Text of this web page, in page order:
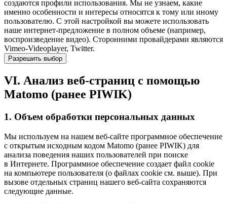
создаются профили использования. Мы не узнаем, какие
именно особенности и интересы относятся к тому или иному
пользователю. С этой настройкой вы можете использовать
наше интернет-предложение в полном объеме (например,
воспроизведение видео). Сторонними провайдерами являются
Vimeo-Videoplayer, Twitter.
Разрешить выбор
VI. Анализ веб-страниц с помощью
Matomo (ранее PIWIK)
1. Объем обработки персональных данных
Мы используем на нашем веб-сайте программное обеспечение
с открытым исходным кодом Matomo (ранее PIWIK) для
анализа поведения наших пользователей при поиске
в Интернете. Программное обеспечение создает файл cookie
на компьютере пользователя (о файлах cookie см. выше). При
вызове отдельных страниц нашего веб-сайта сохраняются
следующие данные.